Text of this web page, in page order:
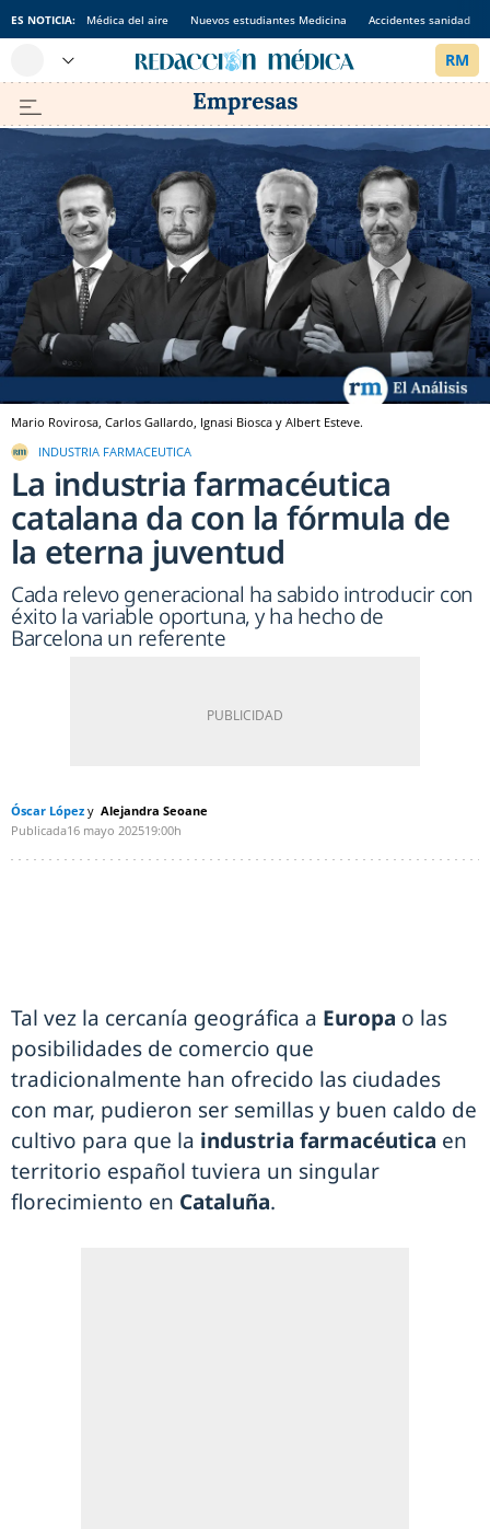
ES NOTICIA: Médica del aire Nuevos estudiantes Medicina Accidentes sanidad
Mario Rovirosa, Carlos Gallardo, Ignasi Biosca y Albert Esteve.
INDUSTRIA FARMACEUTICA
La industria farmacéutica
catalana da con la fórmula de
la eterna juventud
Cada relevo generacional ha sabido introducir con
éxito la variable oportuna, y ha hecho de
Barcelona un referente
Óscar López
Alejandra Seoane
Publicada16 mayo 202519:00h
Tal vez la cercanía geográfica a Europa o las
posibilidades de comercio que
tradicionalmente han ofrecido las ciudades
con mar, pudieron ser semillas y buen caldo de
cultivo para que la industria farmacéutica en
territorio español tuviera un singular
florecimiento en Cataluña.